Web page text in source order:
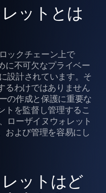
ットとは
ックチェーン上で
に不可欠なプライベー
設計されています。そ
るわけではありません
の作成と保護に重要な
トを監督し管理するこ
ローザイヌウォレット
および管理を容易にし
ットはど